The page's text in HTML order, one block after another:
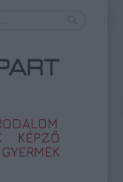
KÉPZŐ
GYERMEK